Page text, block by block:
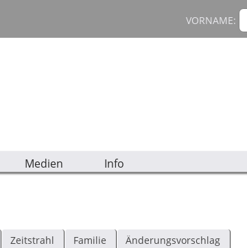
VORNAME:
Medien Info
Zeitstrahl Familie Änderungsvorschlag